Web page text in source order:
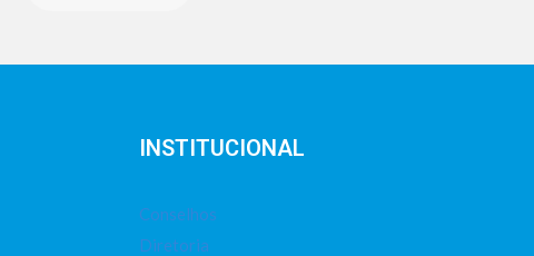
INSTITUCIONAL
Conselhos
Diretoria